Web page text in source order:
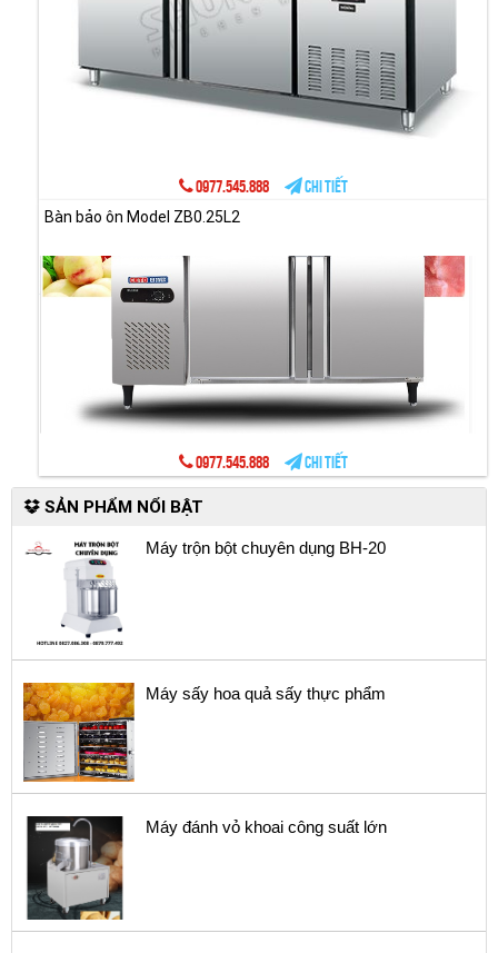
0977.545.888
Chi tiết
Bàn bảo ôn Model ZB0.25L2
0977.545.888 Chi tiết
SẢN PHẨM NỔI BẬT
Máy trộn bột chuyên dụng BH-20
Máy sấy hoa quả sấy thực phẩm
Máy đánh vỏ khoai công suất lớn